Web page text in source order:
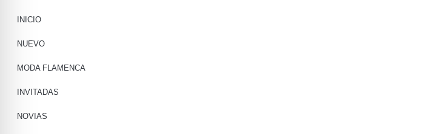
INICIO
NUEVO
MODA FLAMENCA
INVITADAS
NOVIAS